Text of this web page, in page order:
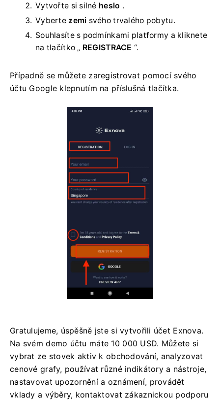
Vytvořte si silné heslo .
Vyberte zemi svého trvalého pobytu.
Souhlasíte s podmínkami platformy a kliknete
na tlačítko „ REGISTRACE “.
Případně se můžete zaregistrovat pomocí svého
účtu Google klepnutím na příslušná tlačítka.
Gratulujeme, úspěšně jste si vytvořili účet Exnova.
Na svém demo účtu máte 10 000 USD. Můžete si
vybrat ze stovek aktiv k obchodování, analyzovat
cenové grafy, používat různé indikátory a nástroje,
nastavovat upozornění a oznámení, provádět
vklady a výběry, kontaktovat zákaznickou podporu